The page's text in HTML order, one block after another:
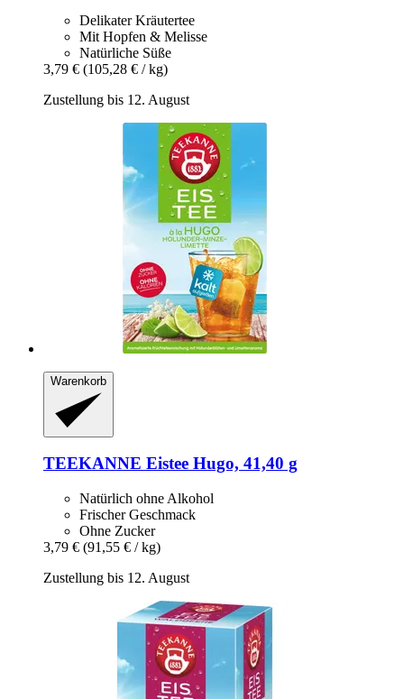
Delikater Kräutertee
Mit Hopfen & Melisse
Natürliche Süße
3,79 € (105,28 € / kg)
Zustellung bis 12. August
Warenkorb
TEEKANNE Eistee Hugo, 41,40 g
Natürlich ohne Alkohol
Frischer Geschmack
Ohne Zucker
3,79 € (91,55 € / kg)
Zustellung bis 12. August